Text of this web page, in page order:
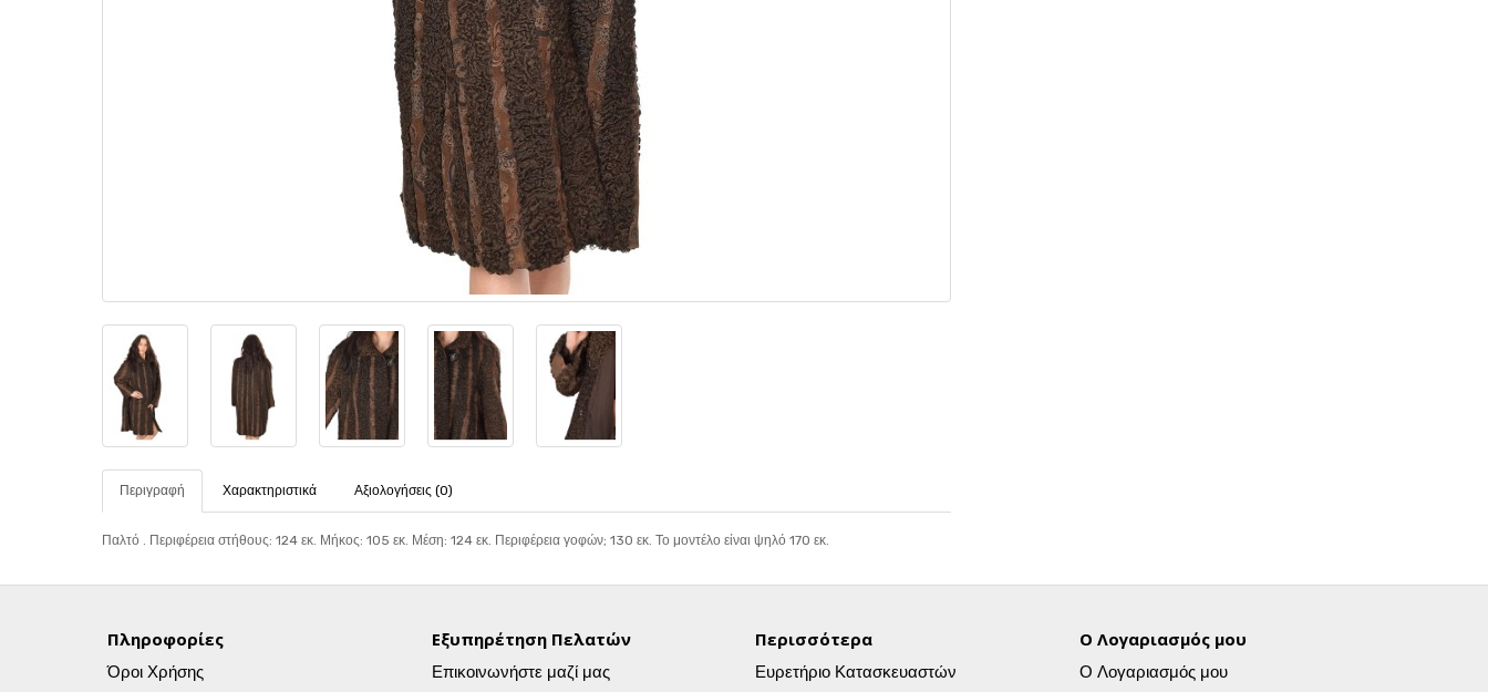
Περιγραφή Χαρακτηριστικά Αξιολογήσεις (0)
Παλτό . Περιφέρεια στήθους: 124 εκ. Μήκος: 105 εκ. Μέση: 124 εκ. Περιφέρεια γοφών; 130 εκ. Το μοντέλο είναι ψηλό 170 εκ.
Πληροφορίες
Όροι Χρήσης
Εξυπηρέτηση Πελατών
Επικοινωνήστε μαζί μας
Περισσότερα
Ευρετήριο Κατασκευαστών
Ο Λογαριασμός μου
Ο Λογαριασμός μου